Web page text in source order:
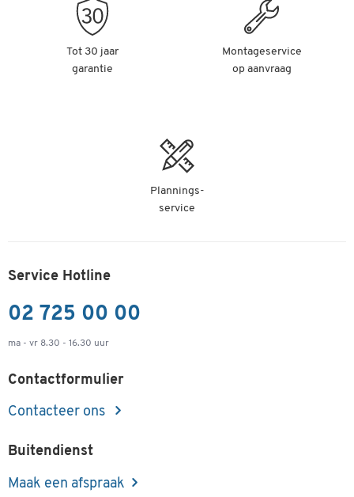
Tot 30 jaar
garantie
Montageservice
op aanvraag
Plannings-
service
Service Hotline
02 725 00 00
ma - vr 8.30 - 16.30 uur
Contactformulier
Contacteer ons
Buitendienst
Maak een afspraak